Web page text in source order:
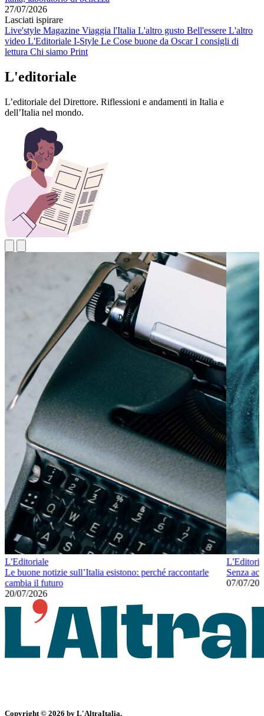
27/07/2026
Lasciati ispirare
Live'style Magazine Viaggia l'Italia L'altro gusto Bell'essere L'altro
video L'Editoriale I-Style Le Cose buone da OscarI consigli di
lettura Chi siamo Print
L'editoriale
L’editoriale del Direttore. Riflessioni e andamenti in Italia e
dell’Italia nel mondo.
L'Editoriale
Le buone notizie sull’Italia esistono: perché raccontarle
cambia il futuro
20/07/2026
Senza
07/07/
Copyright © 2026 by L'AltraItalia.